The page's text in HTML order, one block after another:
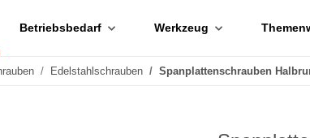
Betriebsbedarf Werkzeug
Edelstahlschrauben Spanplattenschrauben